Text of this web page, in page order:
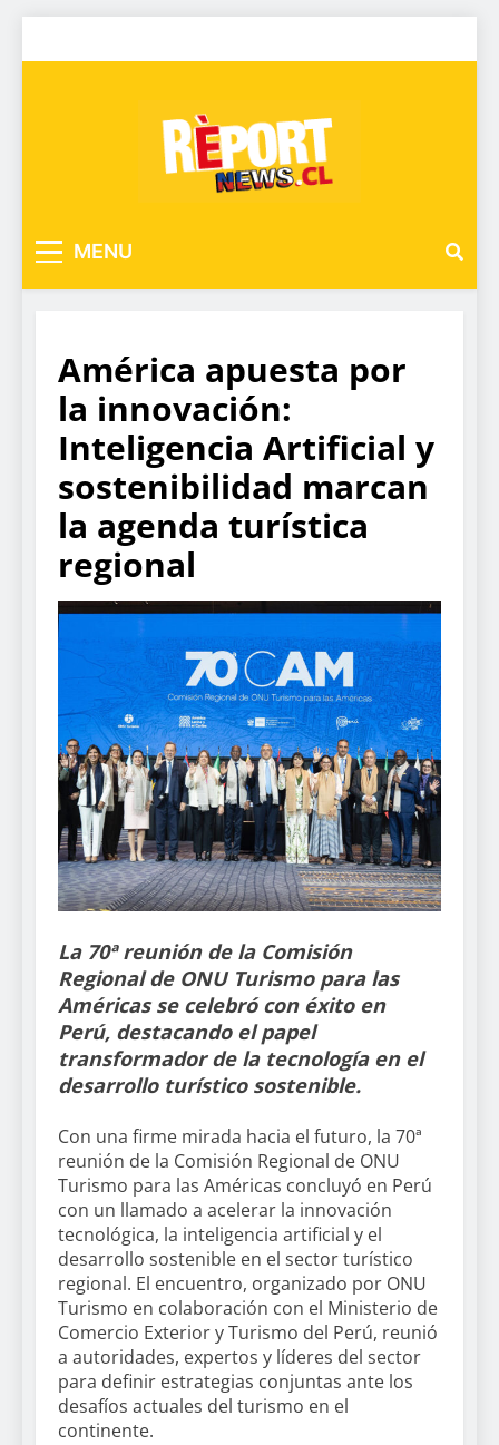
MENU
América apuesta por
la innovación:
Inteligencia Artificial y
sostenibilidad marcan
la agenda turística
regional
La 70ª reunión de la Comisión
Regional de ONU Turismo para las
Américas se celebró con éxito en
Perú, destacando el papel
transformador de la tecnología en el
desarrollo turístico sostenible.
Con una firme mirada hacia el futuro, la 70ª
reunión de la Comisión Regional de ONU
Turismo para las Américas concluyó en Perú
con un llamado a acelerar la innovación
tecnológica, la inteligencia artificial y el
desarrollo sostenible en el sector turístico
regional. El encuentro, organizado por ONU
Turismo en colaboración con el Ministerio de
Comercio Exterior y Turismo del Perú, reunió
a autoridades, expertos y líderes del sector
para definir estrategias conjuntas ante los
desafíos actuales del turismo en el
continente.